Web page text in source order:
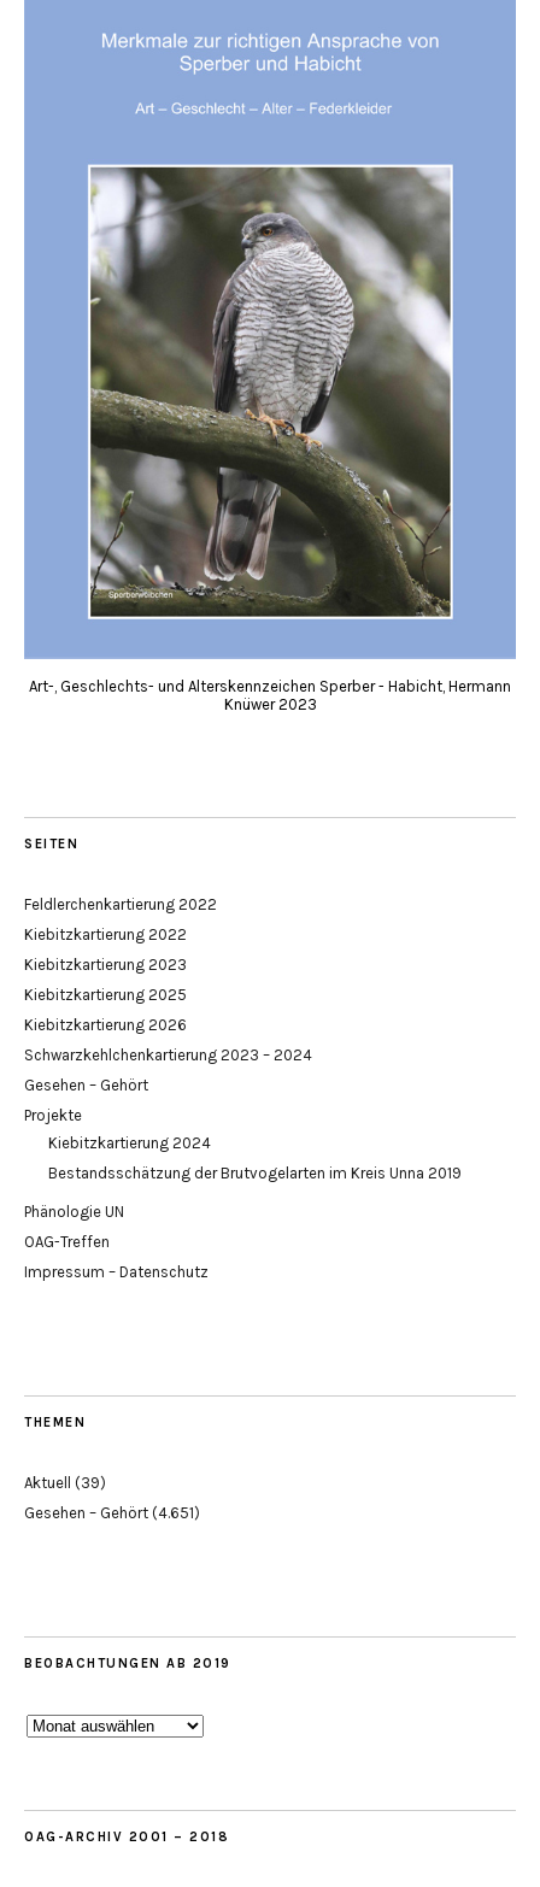
Art-, Geschlechts- und Alterskennzeichen Sperber - Habicht, Hermann
Knüwer 2023
SEITEN
Feldlerchenkartierung 2022
Kiebitzkartierung 2022
Kiebitzkartierung 2023
Kiebitzkartierung 2025
Kiebitzkartierung 2026
Schwarzkehlchenkartierung 2023 – 2024
Gesehen – Gehört
Projekte
Kiebitzkartierung 2024
Bestandsschätzung der Brutvogelarten im Kreis Unna 2019
Phänologie UN
OAG-Treffen
Impressum – Datenschutz
THEMEN
Aktuell
(39)
Gesehen – Gehört (4.651)
BEOBACHTUNGEN AB 2019
Beobachtungen
OAG-ARCHIV 2001 – 2018